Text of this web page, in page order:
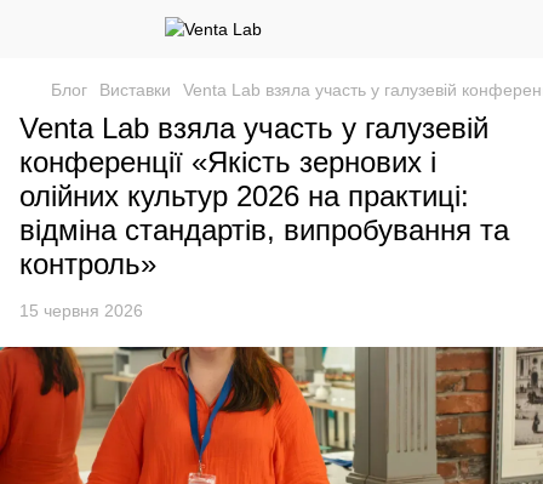
Блог Виставки Venta Lab взяла участь у галузевій
Venta Lab взяла участь у галузевій
конференції «Якість зернових і
олійних культур 2026 на практиці:
відміна стандартів, випробування та
контроль»
15 червня 2026